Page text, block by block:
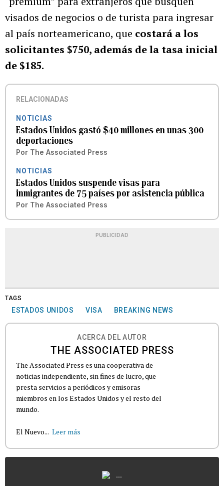
visados de negocios o de turista para ingresar
al país norteamericano, que costará a los
solicitantes $750, además de la tasa inicial
de $185.
RELACIONADAS
NOTICIAS
Estados Unidos gastó $40 millones en unas 300
deportaciones
Por The Associated Press
NOTICIAS
Estados Unidos suspende visas para
inmigrantes de 75 países por asistencia pública
Por The Associated Press
PUBLICIDAD
TAGS
ESTADOS UNIDOS VISA BREAKING NEWS
ACERCA DEL AUTOR
THE ASSOCIATED PRESS
The Associated Press es una cooperativa de
noticias independiente, sin fines de lucro, que
presta servicios a periódicos y emisoras
miembros en los Estados Unidos y el resto del
mundo.
El Nuevo... Leer más
...